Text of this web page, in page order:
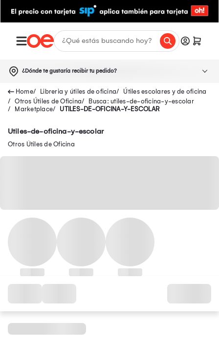
¿Dónde te gustaría recibir tu pedido?
Libreria y útiles de oficina
Útiles escolares y de oficina
Otros Útiles de Oficina
Busca: utiles-de-oficina-y-escolar
Marketplace
UTILES-DE-OFICINA-Y-ESCOLAR
Utiles-de-oficina-y-escolar
Otros Útiles de Oficina